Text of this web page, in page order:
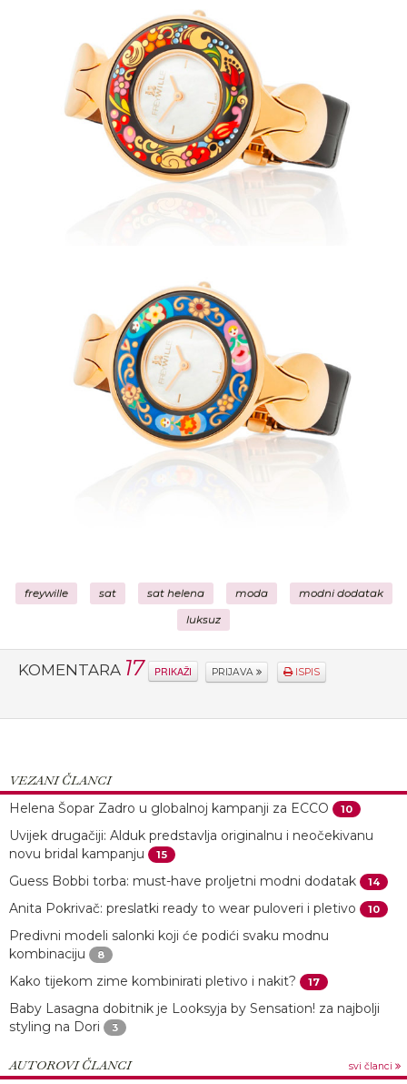
freywille sat sat helena moda modni dodatak
luksuz
KOMENTARA 17 PRIKAŽI PRIJAVA ISPIS
VEZANI ČLANCI
Helena Šopar Zadro u globalnoj kampanji za ECCO
10
Uvijek drugačiji: Alduk predstavlja originalnu i neočekivanu
novu bridal kampanju
15
Guess Bobbi torba: must-have proljetni modni dodatak 14
Anita Pokrivač: preslatki ready to wear puloveri i pletivo 10
Predivni modeli salonki koji će podići svaku modnu
kombinaciju
8
Kako tijekom zime kombinirati pletivo i nakit? 17
Baby Lasagna dobitnik je Looksyja by Sensation! za najbolji
styling na Dori
3
AUTOROVI ČLANCI svi članci